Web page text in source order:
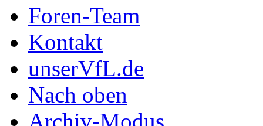
Foren-Team
Kontakt
unserVfL.de
Nach oben
Archiv-Modus